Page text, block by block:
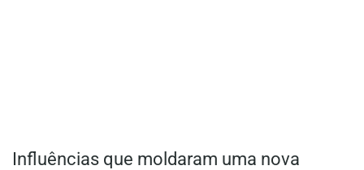
Influências que moldaram uma nova